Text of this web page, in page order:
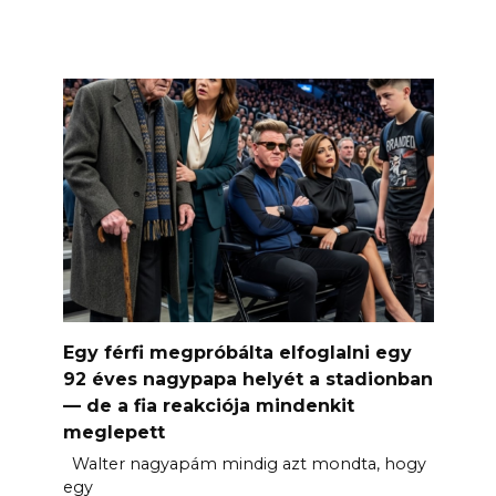
Egy férfi megpróbálta elfoglalni egy
92 éves nagypapa helyét a stadionban
— de a fia reakciója mindenkit
meglepett
Walter nagyapám mindig azt mondta, hogy
egy